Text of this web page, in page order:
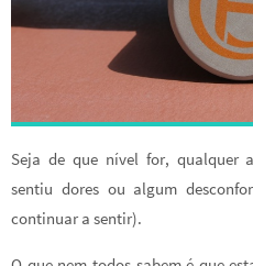
Seja de que nível for, qualquer
sentiu dores ou algum
continuar a sentir).